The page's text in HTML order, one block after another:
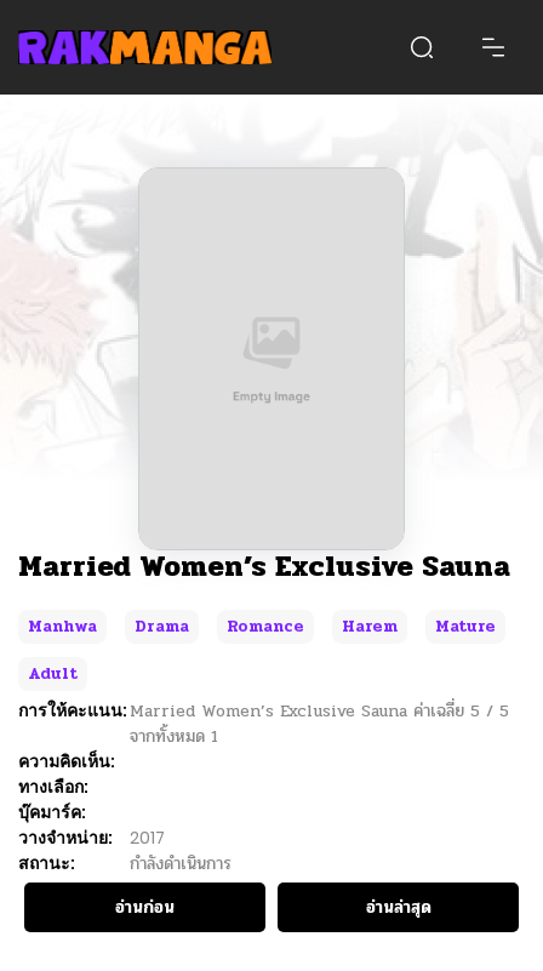
Married Women’s Exclusive Sauna
Manhwa Drama Romance Harem
Mature
Adult
การให้คะแนน: Married Women’s Exclusive Sauna ค่าเฉลี่ย 5 / 5
จากทั้งหมด 1
ความคิดเห็น:
ทางเลือก:
บุ๊คมาร์ค:
วางจำหน่าย:
2017
สถานะ:
กำลังดำเนินการ
อ่านก่อน
อ่านล่าสุด